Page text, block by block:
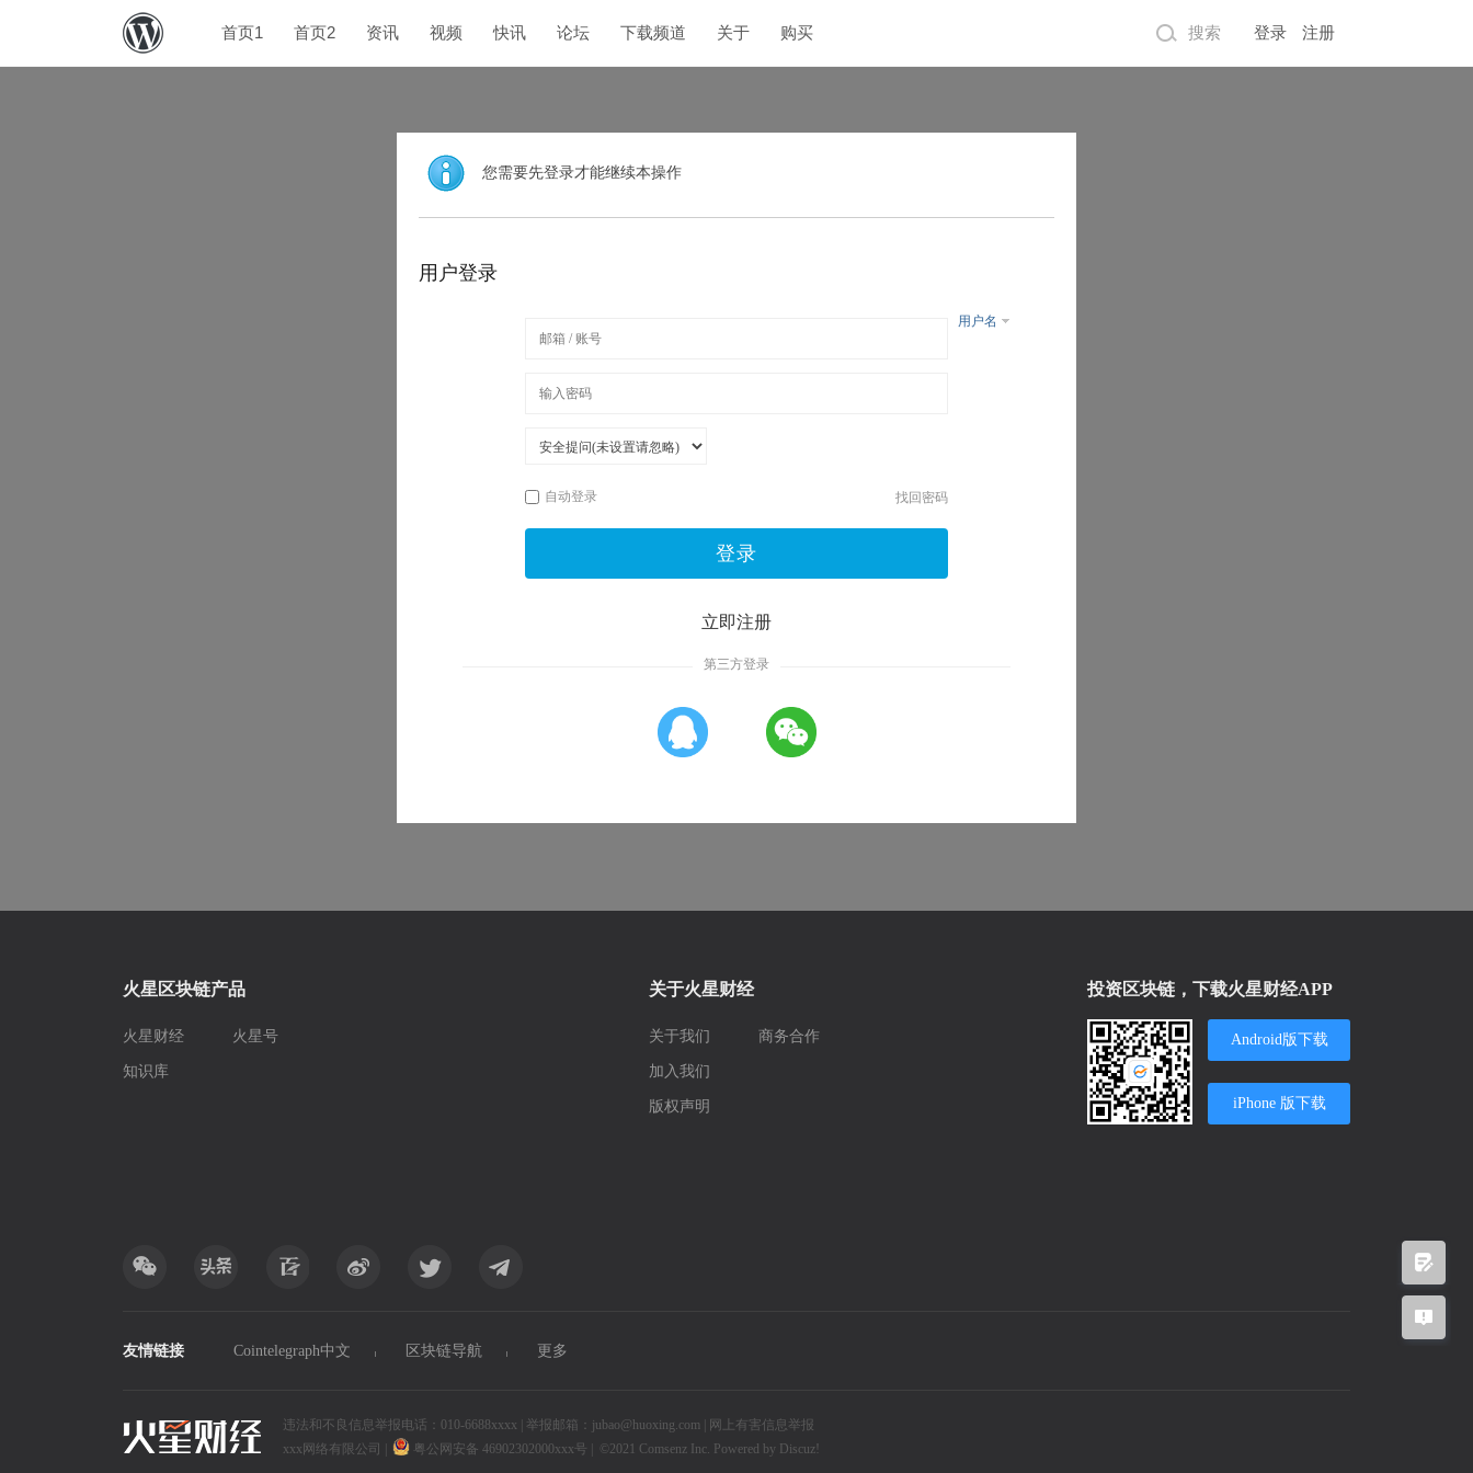
首页1 首页2 资讯 视频 快讯 论坛 下载频道 关于 购买 登录 注册
搜索
您需要先登录才能继续本操作
用户登录
用户名
自动登录 找回密码
登录
立即注册
第三方登录
火星区块链产品
火星财经 火星号
知识库
关于火星财经
关于我们
加入我们
版权声明
商务合作
投资区块链，下载火星财经APP
Android版下载
iPhone 版下载
友情链接 Cointelegraph中文 区块链导航 更多
违法和不良信息举报电话：010-6688xxxx | 举报邮箱：jubao@huoxing.com |
网上有害信息举报
xxx网络有限公司
粤公网安备 46902302000xxx号 | ©2021 Comsenz Inc. Powered by Discuz!